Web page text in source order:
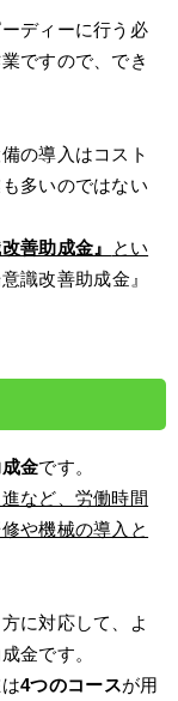
ディーに行う必
ですので、でき
の導入はコスト
多いのではない
善助成金』
とい
識改善助成金』
金です。
など、労働時間
や機械の導入と
に対応して、よ
金です。
4つのコースが用